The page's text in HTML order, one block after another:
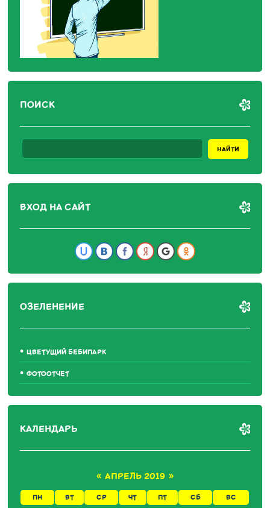
ПОИСК
ВХОД НА САЙТ
ОЗЕЛЕНЕНИЕ
ЦВЕТУЩИЙ БЕБИПАРК
ФОТООТЧЕТ
КАЛЕНДАРЬ
« АПРЕЛЬ 2019 »
ПН ВТ СР ЧТ ПТ СБ ВС